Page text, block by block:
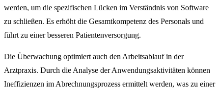
werden, um die spezifischen Lücken im Verständnis von Software
zu schließen. Es erhöht die Gesamtkompetenz des Personals und
führt zu einer besseren Patientenversorgung.
Die Überwachung optimiert auch den Arbeitsablauf in der
Arztpraxis. Durch die Analyse der Anwendungsaktivitäten können
Ineffizienzen im Abrechnungsprozess ermittelt werden, was zu einer